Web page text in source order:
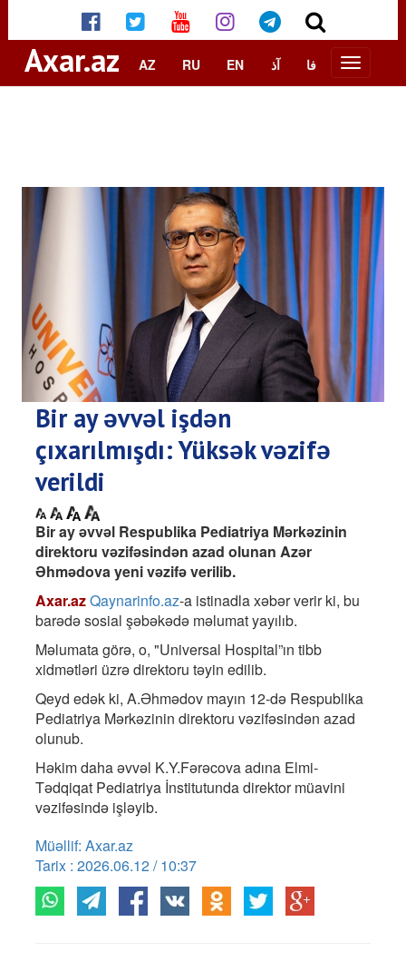
Axar.az AZ RU EN آذ فا
Bir ay əvvəl işdən
çıxarılmışdı: Yüksək vəzifə
verildi
Bir ay əvvəl Respublika Pediatriya Mərkəzinin
direktoru vəzifəsindən azad olunan Azər
Əhmədova yeni vəzifə verilib.
Axar.azQaynarinfo.az-a istinadla xəbər verir ki, bu
barədə sosial şəbəkədə məlumat yayılıb.
Məlumata görə, o, "Universal Hospital”ın tibb
xidmətləri üzrə direktoru təyin edilib.
Qeyd edək ki, A.Əhmədov mayın 12-də Respublika
Pediatriya Mərkəzinin direktoru vəzifəsindən azad
olunub.
Həkim daha əvvəl K.Y.Fərəcova adına Elmi-
Tədqiqat Pediatriya İnstitutunda direktor müavini
vəzifəsində işləyib.
Müəllif: Axar.az
Tarix : 2026.06.12 / 10:37